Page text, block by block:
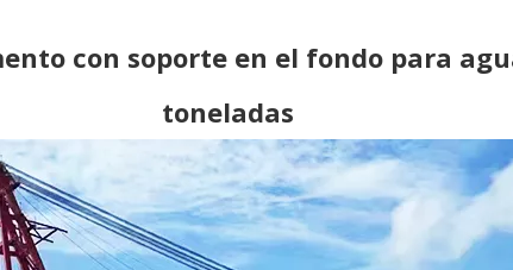
con soporte en el fondo para
toneladas